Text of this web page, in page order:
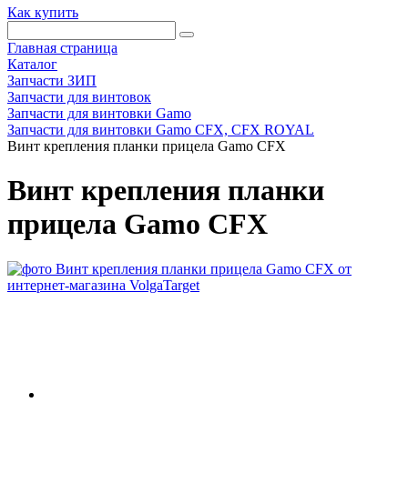
Как купить
Главная страница
Каталог
Запчасти ЗИП
Запчасти для винтовок
Запчасти для винтовки Gamo
Запчасти для винтовки Gamo CFX, CFX ROYAL
Винт крепления планки прицела Gamo CFX
Винт крепления планки
прицела Gamo CFX